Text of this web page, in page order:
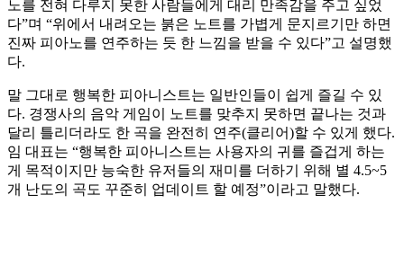
노를 전혀 다루지 못한 사람들에게 대리 만족감을 주고 싶었
다”며 “위에서 내려오는 붉은 노트를 가볍게 문지르기만 하면
진짜 피아노를 연주하는 듯 한 느낌을 받을 수 있다”고 설명했
다.
말 그대로 행복한 피아니스트는 일반인들이 쉽게 즐길 수 있
다. 경쟁사의 음악 게임이 노트를 맞추지 못하면 끝나는 것과
달리 틀리더라도 한 곡을 완전히 연주(클리어)할 수 있게 했다.
임 대표는 “행복한 피아니스트는 사용자의 귀를 즐겁게 하는
게 목적이지만 능숙한 유저들의 재미를 더하기 위해 별 4.5~5
개 난도의 곡도 꾸준히 업데이트 할 예정”이라고 말했다.